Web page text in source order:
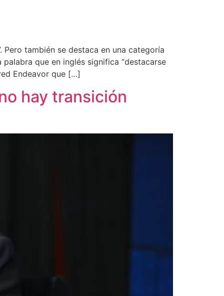
también se destaca en una categoría
que en inglés significa “destacarse
Endeavor que […]
hay transición